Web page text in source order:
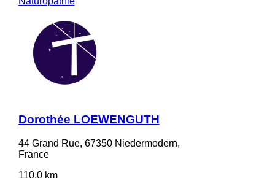
Dorothée LOEWENGUTH
44 Grand Rue, 67350 Niedermodern,
France
110.0 km